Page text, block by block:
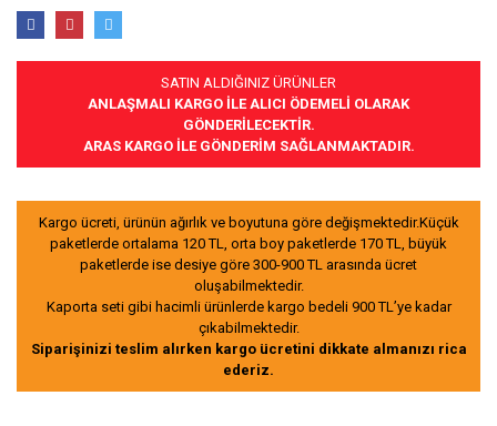
SATIN ALDIĞINIZ ÜRÜNLER
ANLAŞMALI KARGO İLE ALICI ÖDEMELİ OLARAK
GÖNDERİLECEKTİR.
ARAS KARGO İLE GÖNDERİM SAĞLANMAKTADIR.
Kargo ücreti, ürünün ağırlık ve boyutuna göre değişmektedir.Küçük
paketlerde ortalama 120 TL, orta boy paketlerde 170 TL, büyük
paketlerde ise desiye göre 300-900 TL arasında ücret
oluşabilmektedir.
Kaporta seti gibi hacimli ürünlerde kargo bedeli 900 TL’ye kadar
çıkabilmektedir.
Siparişinizi teslim alırken kargo ücretini dikkate almanızı rica
ederiz.